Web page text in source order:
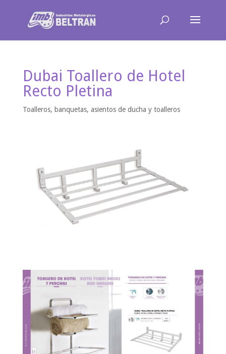
Dubai Toallero de Hotel
Recto Pletina
Toalleros, banquetas, asientos de ducha y toalleros